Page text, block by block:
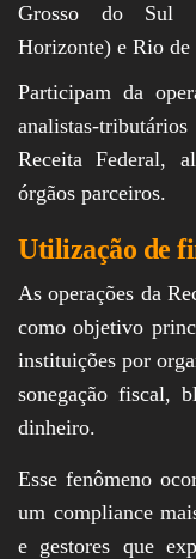
Grosso do Sul
Horizonte) e Rio
Participam da
analistas-
Receita Federal,
órgãos parceiros.
Utilização de
As operações da
como objetivo
instituições por
sonegação fiscal,
dinheiro.
Esse fenômeno
um compliance
e gestores que